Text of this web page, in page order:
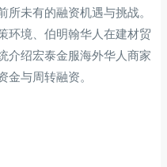
未有的融资机遇与挑战。
环境、伯明翰华人在建材贸
介绍宏泰金服海外华人商家
与周转融资。